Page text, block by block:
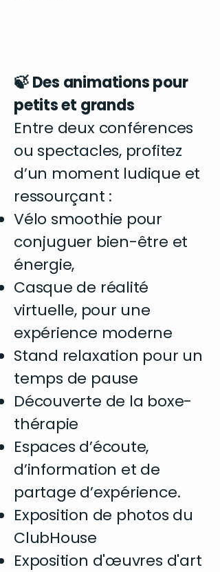
🍃 Des animations pour
petits et grands
Entre deux conférences
ou spectacles, profitez
d’un moment ludique et
ressourçant :
Vélo smoothie pour
conjuguer bien-être et
énergie,
Casque de réalité
virtuelle, pour une
expérience moderne
Stand relaxation pour un
temps de pause
Découverte de la boxe-
thérapie
Espaces d’écoute,
d’information et de
partage d’expérience.
Exposition de photos du
ClubHouse
Exposition d'œuvres d'art